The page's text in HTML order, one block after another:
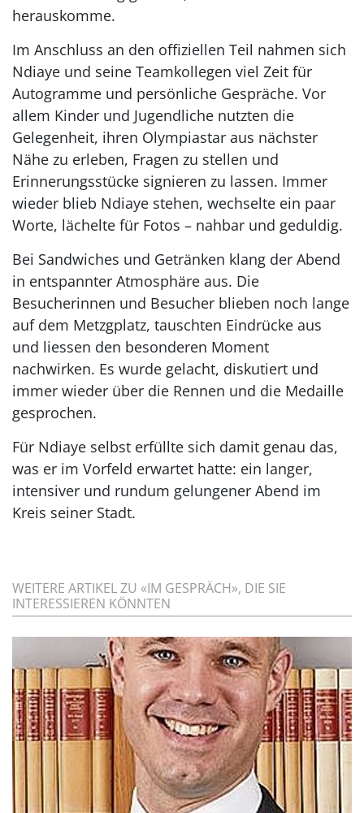
herauskomme.
Im Anschluss an den offiziellen Teil nahmen sich
Ndiaye und seine Teamkollegen viel Zeit für
Autogramme und persönliche Gespräche. Vor
allem Kinder und Jugendliche nutzten die
Gelegenheit, ihren Olympiastar aus nächster
Nähe zu erleben, Fragen zu stellen und
Erinnerungsstücke signieren zu lassen. Immer
wieder blieb Ndiaye stehen, wechselte ein paar
Worte, lächelte für Fotos – nahbar und geduldig.
Bei Sandwiches und Getränken klang der Abend
in entspannter Atmosphäre aus. Die
Besucherinnen und Besucher blieben noch lange
auf dem Metzgplatz, tauschten Eindrücke aus
und liessen den besonderen Moment
nachwirken. Es wurde gelacht, diskutiert und
immer wieder über die Rennen und die Medaille
gesprochen.
Für Ndiaye selbst erfüllte sich damit genau das,
was er im Vorfeld erwartet hatte: ein langer,
intensiver und rundum gelungener Abend im
Kreis seiner Stadt.
WEITERE ARTIKEL ZU «IM GESPRÄCH», DIE SIE
INTERESSIEREN KÖNNTEN